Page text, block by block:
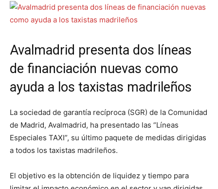
Avalmadrid presenta dos líneas
de financiación nuevas como
ayuda a los taxistas madrileños
La sociedad de garantía recíproca (SGR) de la Comunidad
de Madrid, Avalmadrid, ha presentado las “Líneas
Especiales TAXI”, su último paquete de medidas dirigidas
a todos los taxistas madrileños.
El objetivo es la obtención de liquidez y tiempo para